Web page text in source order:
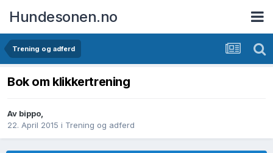
Hundesonen.no
Trening og adferd
Bok om klikkertrening
Av bippo,
22. April 2015 i Trening og adferd